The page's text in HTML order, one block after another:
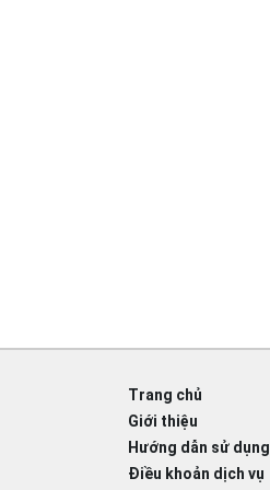
Trang chủ
Giới thiệu
Hướng dẫn sử dụng
Điều khoản dịch vụ